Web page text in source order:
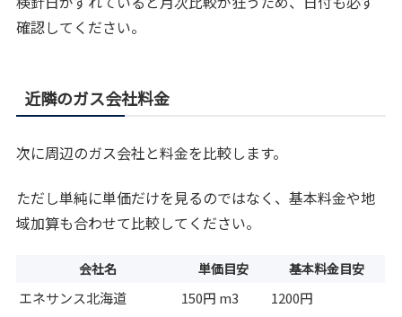
確認してください。
近隣のガス会社料金
次に周辺のガス会社と料金を比較します。
ただし単純に単価だけを見るのではなく、基本料金や地
域加算も合わせて比較してください。
会社名 単価目安 基本料金目安
エネサンス北海道 150円 m3
1200円